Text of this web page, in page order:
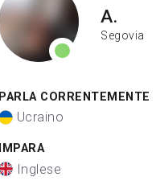
A.
Segovia
PARLA CORRENTEMENTE
Ucraino
IMPARA
Inglese